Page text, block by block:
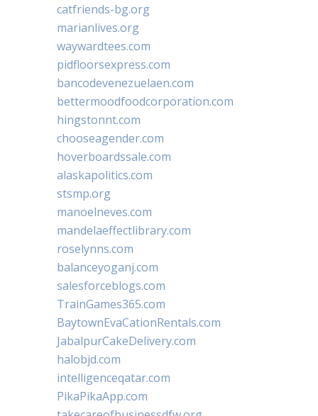
catfriends-bg.org
marianlives.org
waywardtees.com
pidfloorsexpress.com
bancodevenezuelaen.com
bettermoodfoodcorporation.com
hingstonnt.com
chooseagender.com
hoverboardssale.com
alaskapolitics.com
stsmp.org
manoelneves.com
mandelaeffectlibrary.com
roselynns.com
balanceyoganj.com
salesforceblogs.com
TrainGames365.com
BaytownEvaCationRentals.com
JabalpurCakeDelivery.com
halobjd.com
intelligenceqatar.com
PikaPikaApp.com